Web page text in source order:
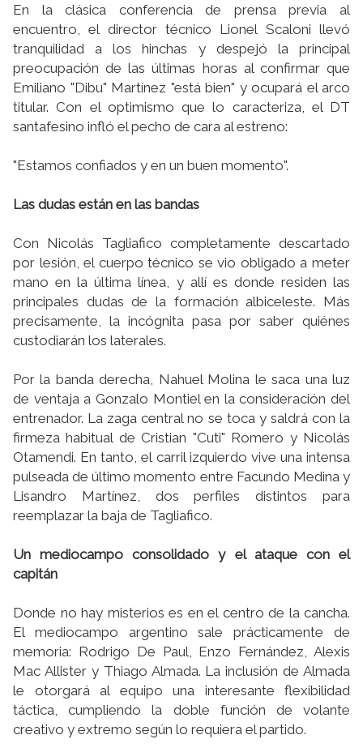
En la clásica conferencia de prensa previa al
encuentro, el director técnico Lionel Scaloni llevó
tranquilidad a los hinchas y despejó la principal
preocupación de las últimas horas al confirmar que
Emiliano "Dibu" Martínez "está bien" y ocupará el arco
titular. Con el optimismo que lo caracteriza, el DT
santafesino infló el pecho de cara al estreno:
"Estamos confiados y en un buen momento".
Las dudas están en las bandas
Con Nicolás Tagliafico completamente descartado
por lesión, el cuerpo técnico se vio obligado a meter
mano en la última línea, y allí es donde residen las
principales dudas de la formación albiceleste. Más
precisamente, la incógnita pasa por saber quiénes
custodiarán los laterales.
Por la banda derecha, Nahuel Molina le saca una luz
de ventaja a Gonzalo Montiel en la consideración del
entrenador. La zaga central no se toca y saldrá con la
firmeza habitual de Cristian "Cuti" Romero y Nicolás
Otamendi. En tanto, el carril izquierdo vive una intensa
pulseada de último momento entre Facundo Medina y
Lisandro Martínez, dos perfiles distintos para
reemplazar la baja de Tagliafico.
Un mediocampo consolidado y el ataque con el
capitán
Donde no hay misterios es en el centro de la cancha.
El mediocampo argentino sale prácticamente de
memoria: Rodrigo De Paul, Enzo Fernández, Alexis
Mac Allister y Thiago Almada. La inclusión de Almada
le otorgará al equipo una interesante flexibilidad
táctica, cumpliendo la doble función de volante
creativo y extremo según lo requiera el partido.